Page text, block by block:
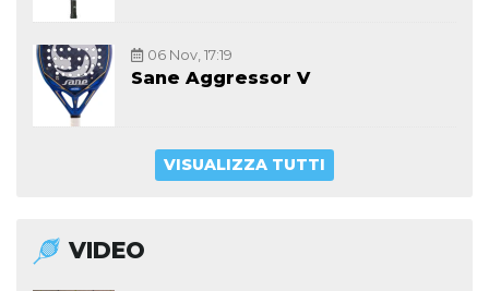
06 Nov, 17:19
Sane Aggressor V
VISUALIZZA TUTTI
VIDEO